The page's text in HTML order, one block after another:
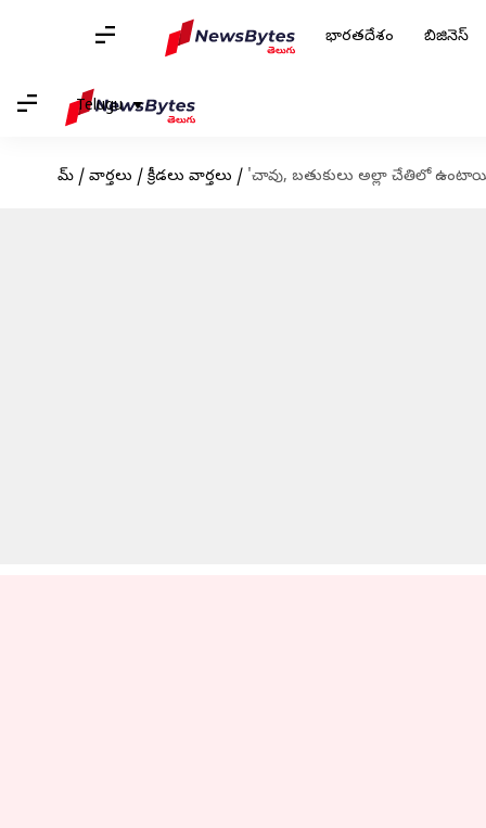
భారతదేశం బిజినెస్
Telugu
హోమ్ / వార్తలు / క్రీడలు వార్తలు / 'చావు, బతుకులు అల్లా చేతిలో